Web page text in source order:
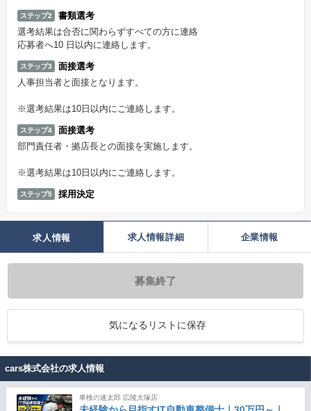
ステップ2
書類選考
選考結果は合否に関わらずすべての方に連絡
応募者へ10 日以内に連絡します。
ステップ3
面接選考
人事担当者と面接となります。
※選考結果は10日以内にご連絡します。
ステップ4
面接選考
部門責任者・拠店長との面接を実施します。
※選考結果は10日以内にご連絡します。
ステップ5 採用決定
求人情報 求人情報詳細 企業情報
募集終了
気になるリストに保存
cars株式会社の求人情報
車検の速太郎 広陵大塚店